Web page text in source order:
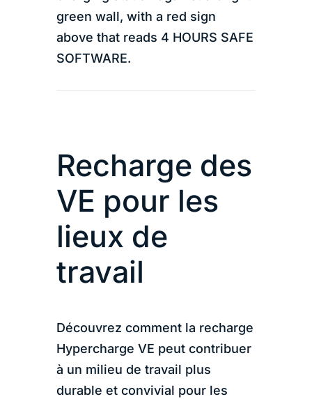
Recharge des
VE pour les
lieux de
travail
Découvrez comment la recharge
Hypercharge VE peut contribuer
à un milieu de travail plus
durable et convivial pour les